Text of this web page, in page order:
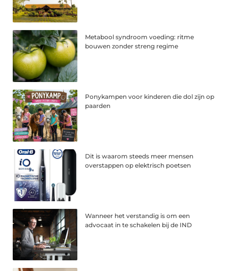
Metabool syndroom voeding: ritme
bouwen zonder streng regime
Ponykampen voor kinderen die dol zijn op
paarden
Dit is waarom steeds meer mensen
overstappen op elektrisch poetsen
Wanneer het verstandig is om een
advocaat in te schakelen bij de IND